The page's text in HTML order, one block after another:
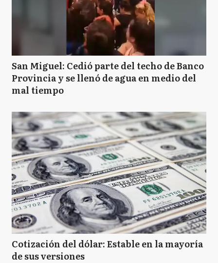
San Miguel: Cedió parte del techo de Banco
Provincia y se llenó de agua en medio del
mal tiempo
Cotización del dólar: Estable en la mayoría
de sus versiones